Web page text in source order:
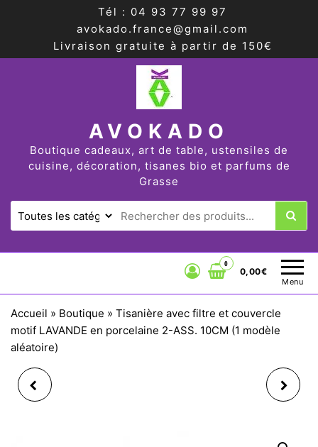
Tél : 04 93 77 99 97
avokado.france@gmail.com
Livraison gratuite à partir de 150€
AVOKADO
Boutique cadeaux, art de table, ustensiles de
cuisine, décoration, tisanes bio et parfums de
Grasse
Menu
0
0,00€
Accueil » Boutique » Tisanière avec filtre et couvercle
motif LAVANDE en porcelaine 2-ASS. 10CM (1 modèle
aléatoire)